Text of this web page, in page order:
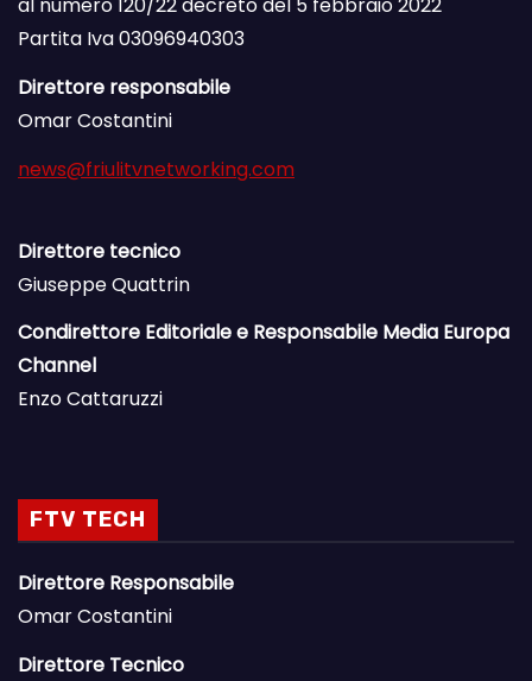
al numero 120/22 decreto del 5 febbraio 2022
Partita Iva 03096940303
Direttore responsabile
Omar Costantini
news@friulitvnetworking.com
Direttore tecnico
Giuseppe Quattrin
Condirettore Editoriale e Responsabile Media Europa
Channel
Enzo Cattaruzzi
FTV TECH
Direttore Responsabile
Omar Costantini
Direttore Tecnico